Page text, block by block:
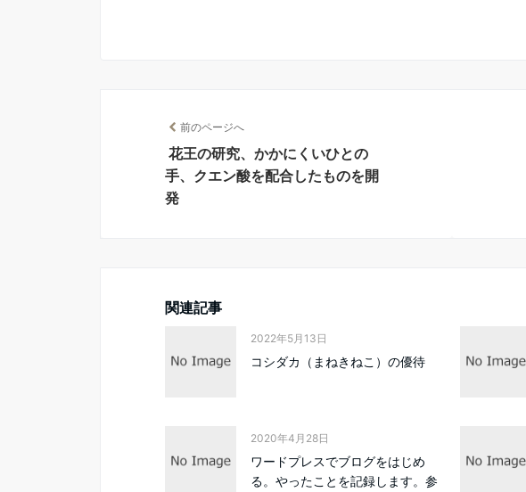
前のページへ
花王の研究、かかにくいひとの
手、クエン酸を配合したものを開
発
関連記事
2022年5月13日
コシダカ（まねきねこ）の優待
2020年4月28日
ワードプレスでブログをはじめ
る。やったことを記録します。参